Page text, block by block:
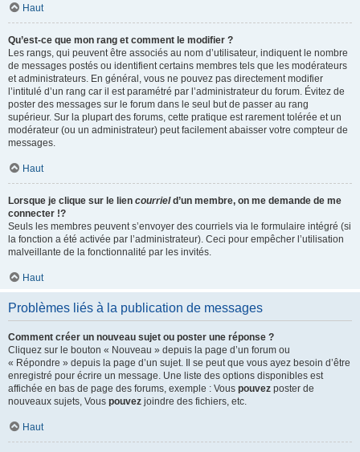
Haut
Qu’est-ce que mon rang et comment le modifier ?
Les rangs, qui peuvent être associés au nom d’utilisateur, indiquent le nombre
de messages postés ou identifient certains membres tels que les modérateurs
et administrateurs. En général, vous ne pouvez pas directement modifier
l’intitulé d’un rang car il est paramétré par l’administrateur du forum. Évitez de
poster des messages sur le forum dans le seul but de passer au rang
supérieur. Sur la plupart des forums, cette pratique est rarement tolérée et un
modérateur (ou un administrateur) peut facilement abaisser votre compteur de
messages.
Haut
Lorsque je clique sur le lien courrield’un membre, on me demande de me
connecter !?
Seuls les membres peuvent s’envoyer des courriels via le formulaire intégré (si
la fonction a été activée par l’administrateur). Ceci pour empêcher l’utilisation
malveillante de la fonctionnalité par les invités.
Haut
Problèmes liés à la publication de messages
Comment créer un nouveau sujet ou poster une réponse ?
Cliquez sur le bouton « Nouveau » depuis la page d’un forum ou
« Répondre » depuis la page d’un sujet. Il se peut que vous ayez besoin d’être
enregistré pour écrire un message. Une liste des options disponibles est
affichée en bas de page des forums, exemple : Vous pouvez poster de
nouveaux sujets, Vous pouvez joindre des fichiers, etc.
Haut